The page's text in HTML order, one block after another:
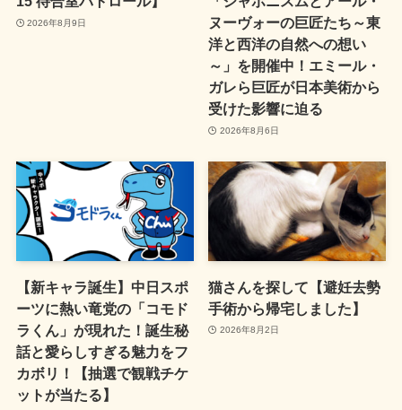
2026年8月9日
ヌーヴォーの巨匠たち～東
洋と西洋の自然への想い
～」を開催中！エミール・
ガレら巨匠が日本美術から
受けた影響に迫る
2026年8月6日
【新キャラ誕生】中日スポ
ーツに熱い竜党の「コモド
ラくん」が現れた！誕生秘
話と愛らしすぎる魅力をフ
カボリ！【抽選で観戦チケ
ットが当たる】
猫さんを探して【避妊去勢
手術から帰宅しました】
2026年8月2日